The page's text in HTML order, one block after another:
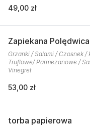
49,00 zł
Zapiekana
Grzanki / Salami / Czosnek /
Truflowe/ Parmezanowe /
Vinegret
53,00 zł
torba papierowa